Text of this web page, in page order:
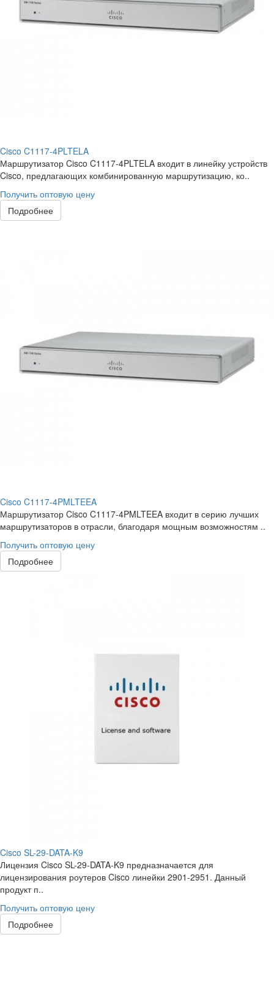
Cisco C1117-4PLTELA
Маршрутизатор Cisco C1117-4PLTELA входит в линейку устройств
Cisco, предлагающих комбинированную маршрутизацию, ко..
Получить оптовую цену
Подробнее
Cisco C1117-4PMLTEEA
Маршрутизатор Cisco C1117-4PMLTEEA входит в серию лучших
маршрутизаторов в отрасли, благодаря мощным возможностям ..
Получить оптовую цену
Подробнее
Cisco SL-29-DATA-K9
Лицензия Cisco SL-29-DATA-K9 предназначается для
лицензирования роутеров Cisco линейки 2901-2951. Данный
продукт п..
Получить оптовую цену
Подробнее